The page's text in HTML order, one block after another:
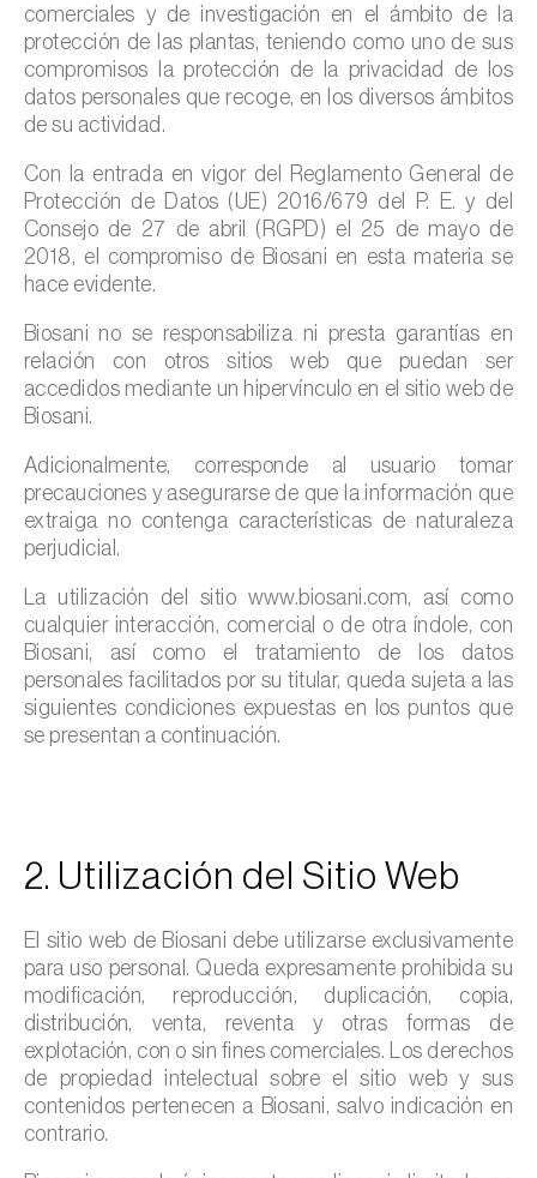
comerciales y de investigación en el ámbito de la
protección de las plantas, teniendo como uno de sus
compromisos la protección de la privacidad de los
datos personales que recoge, en los diversos ámbitos
de su actividad.
Con la entrada en vigor del Reglamento General de
Protección de Datos (UE) 2016/679 del P. E. y del
Consejo de 27 de abril (RGPD) el 25 de mayo de
2018, el compromiso de Biosani en esta materia se
hace evidente.
Biosani no se responsabiliza ni presta garantías en
relación con otros sitios web que puedan ser
accedidos mediante un hipervínculo en el sitio web de
Biosani.
Adicionalmente, corresponde al usuario tomar
precauciones y asegurarse de que la información que
extraiga no contenga características de naturaleza
perjudicial.
La utilización del sitio www.biosani.com, así como
cualquier interacción, comercial o de otra índole, con
Biosani, así como el tratamiento de los datos
personales facilitados por su titular, queda sujeta a las
siguientes condiciones expuestas en los puntos que
se presentan a continuación.
2. Utilización del Sitio Web
El sitio web de Biosani debe utilizarse exclusivamente
para uso personal. Queda expresamente prohibida su
modificación, reproducción, duplicación, copia,
distribución, venta, reventa y otras formas de
explotación, con o sin fines comerciales. Los derechos
de propiedad intelectual sobre el sitio web y sus
contenidos pertenecen a Biosani, salvo indicación en
contrario.